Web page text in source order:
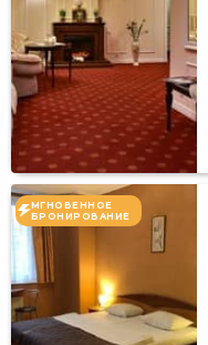
МГНОВЕННОЕ
БРОНИРОВАНИЕ